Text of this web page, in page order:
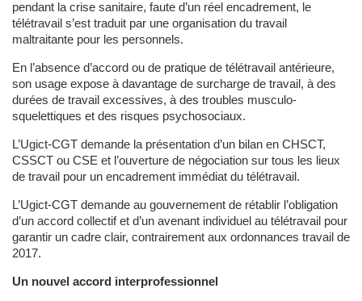
pendant la crise sanitaire, faute d’un réel encadrement, le
télétravail s’est traduit par une organisation du travail
maltraitante pour les personnels.
En l’absence d’accord ou de pratique de télétravail antérieure,
son usage expose à davantage de surcharge de travail, à des
durées de travail excessives, à des troubles musculo-
squelettiques et des risques psychosociaux.
L’Ugict-CGT demande la présentation d’un bilan en CHSCT,
CSSCT ou CSE et l’ouverture de négociation sur tous les lieux
de travail pour un encadrement immédiat du télétravail.
L’Ugict-CGT demande au gouvernement de rétablir l’obligation
d’un accord collectif et d’un avenant individuel au télétravail pour
garantir un cadre clair, contrairement aux ordonnances travail de
2017.
Un nouvel accord interprofessionnel